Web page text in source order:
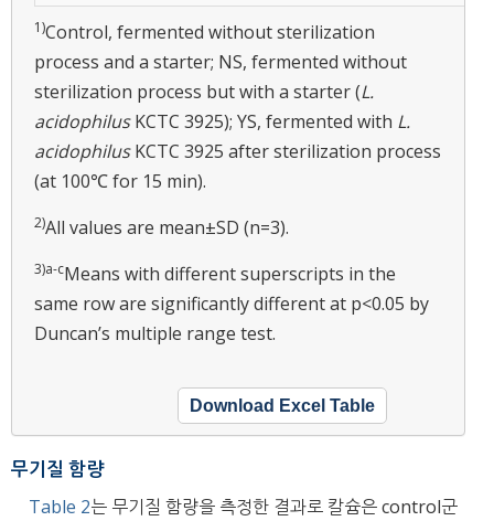
1)Control, fermented without sterilization
process and a starter; NS, fermented without
sterilization process but with a starter (L.
acidophilusKCTC 3925); YS, fermented with L.
acidophilusKCTC 3925 after sterilization process
(at 100℃ for 15 min).
2)All values are mean±SD (n=3).
3)a-cMeans with different superscripts in the
same row are significantly different at p<0.05 by
Duncan’s multiple range test.
Download Excel Table
무기질 함량
Table 2는 무기질 함량을 측정한 결과로 칼슘은 control군